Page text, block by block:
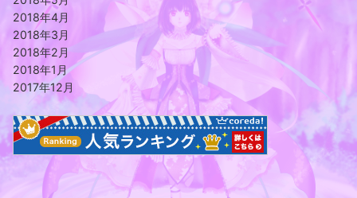
2018年4月
2018年3月
2018年2月
2018年1月
2017年12月